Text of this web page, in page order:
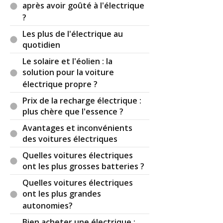
(Votre post sera visible sous le commentaire)
Parornitorink(Date : 2022-12-07 17:07:31)
Du coup, ayant vu une faute d’orthographe dans
un salon automobile vous embrayez direct sur le
nivellement par le bas de l'occident. Vous allez vite
en besogne.
Il y a6réaction(s) sur ce commentaire :
ParFab i trois TOP CONTRIBUTEUR
12-08 19:05:47) : Bonjour,
Oui, relevé comme cela sur une constatation
après avoir goûté à l'électrique
?
Les plus de l'électrique au
quotidien
Le solaire et l'éolien : la
solution pour la voiture
électrique propre ?
Prix de la recharge électrique :
plus chère que l'essence ?
Avantages et inconvénients
des voitures électriques
Quelles voitures électriques
ont les plus grosses batteries ?
Quelles voitures électriques
ont les plus grandes
autonomies?